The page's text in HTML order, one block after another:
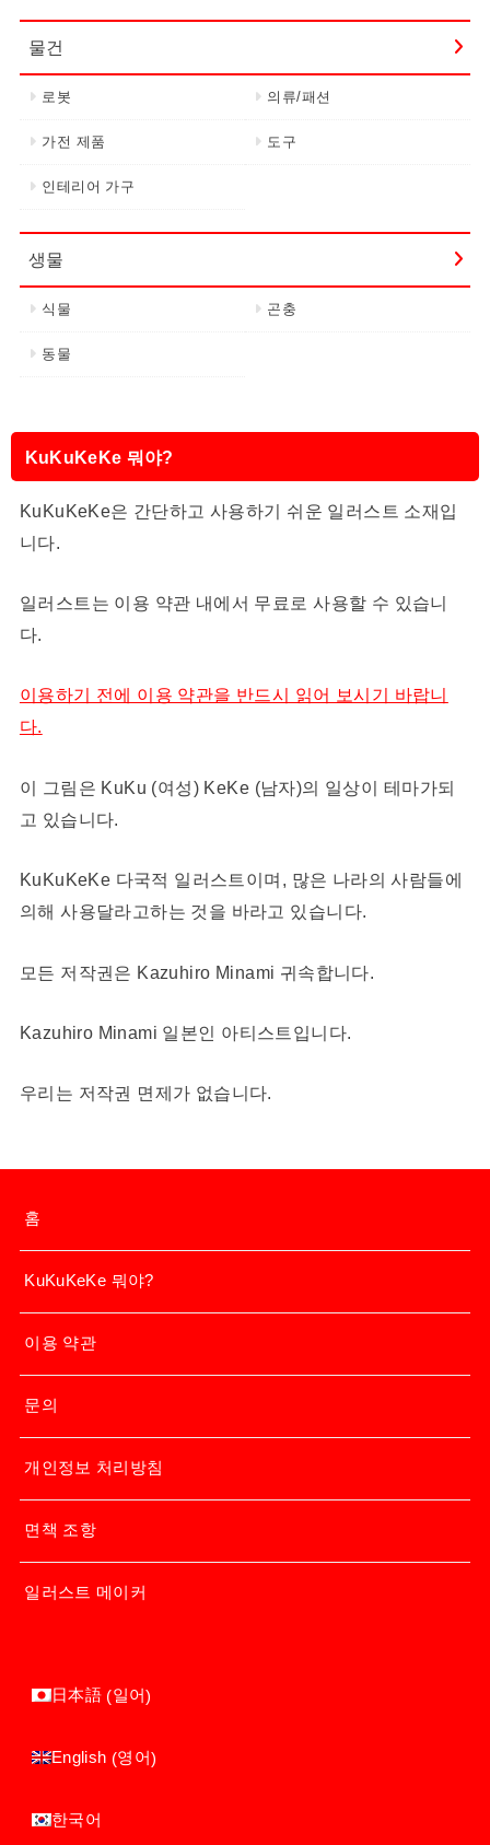
물건
로봇 의류/패션
가전 제품 도구
인테리어 가구
생물
식물 곤충
동물
KuKuKeKe 뭐야?
KuKuKeKe은 간단하고 사용하기 쉬운 일러스트 소재입
니다.
일러스트는 이용 약관 내에서 무료로 사용할 수 있습니
다.
이용하기 전에 이용 약관을 반드시 읽어 보시기 바랍니
다.
이 그림은 KuKu (여성) KeKe (남자)의 일상이 테마가되
고 있습니다.
KuKuKeKe 다국적 일러스트이며, 많은 나라의 사람들에
의해 사용달라고하는 것을 바라고 있습니다.
모든 저작권은 Kazuhiro Minami 귀속합니다.
Kazuhiro Minami 일본인 아티스트입니다.
우리는 저작권 면제가 없습니다.
홈
KuKuKeKe 뭐야?
이용 약관
문의
개인정보 처리방침
면책 조항
일러스트 메이커
日本語 (일어)
English (영어)
한국어